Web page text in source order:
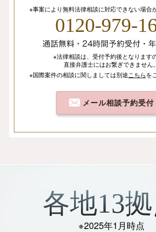
※事案により無料法律相談に対応できない場合
0120-979-
※法律相談は、 受付予約後となりますの
直接弁護士にはお繋ぎできません。
※国際案件の相談に関しましては別途 こちらを
メール相談予約受付
各地13
※2025年1月時点